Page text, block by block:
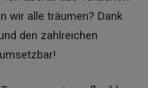
wir alle träumen? Dank
den zahlreichen